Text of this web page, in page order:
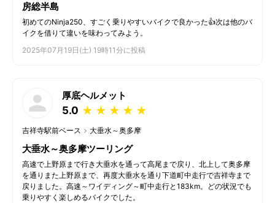
房総半島
初めてのNinja250、すごく乗りやすいバイクで良かった👍次は他のバ
イクを借りて違いを味わってみよう。
2025年07月19日(土) 19時11分に投稿
厚底ヘルメット
5.0 ★
★
★
★
★
吉祥寺駅前ベース 大垂水～奥多摩
大垂水～奥多摩ツーリング
高速で上野原まで行き大垂水を通って高尾まで戻り、北上して奥多摩
を通りまた上野原まで、再度大垂水を通り下道町中走行で吉祥寺まで
戻りました。高速～ワイディング～町中走行と183km。どの状況でも
乗りやすく楽しめるバイクでした。